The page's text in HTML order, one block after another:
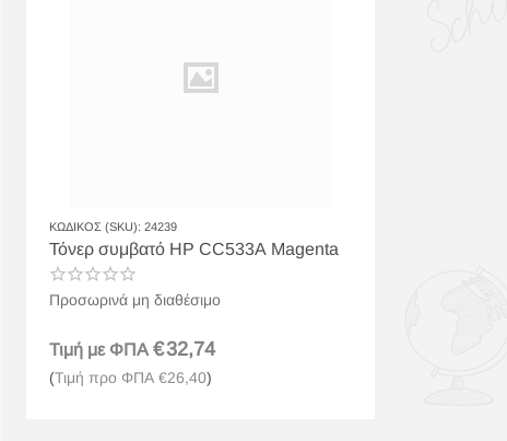
ΚΩΔΙΚΟΣ (SKU): 24239
Τόνερ συμβατό HP CC533A Magenta
Προσωρινά μη διαθέσιμο
Τιμή με ΦΠΑ €32,74
(Τιμή προ ΦΠΑ €26,40)